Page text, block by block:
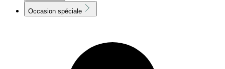
Occasion spéciale